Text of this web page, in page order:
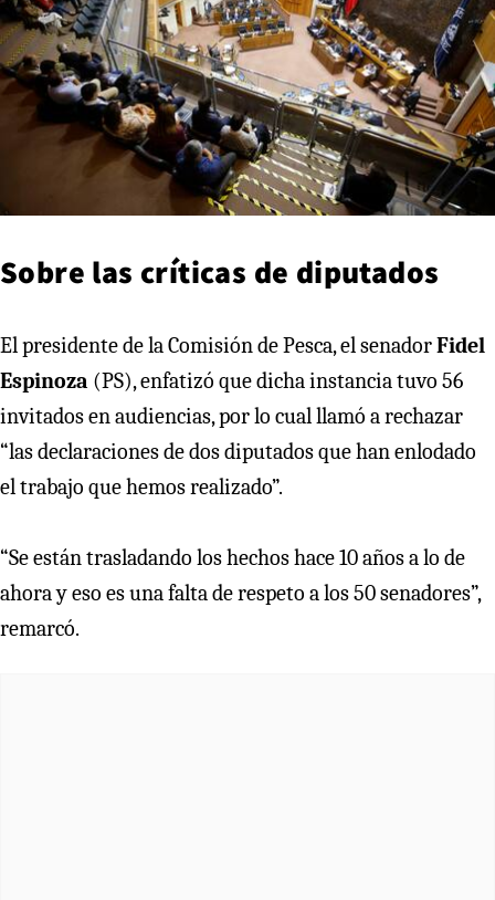
Sobre las críticas de diputados
El presidente de la Comisión de Pesca, el senadorFidel
Espinoza (PS), enfatizó que dicha instancia tuvo 56
invitados en audiencias, por lo cual llamó a rechazar
“las declaraciones de dos diputados que han enlodado
el trabajo que hemos realizado”.
“Se están trasladando los hechos hace 10 años a lo de
ahora y eso es una falta de respeto a los 50 senadores”,
remarcó.